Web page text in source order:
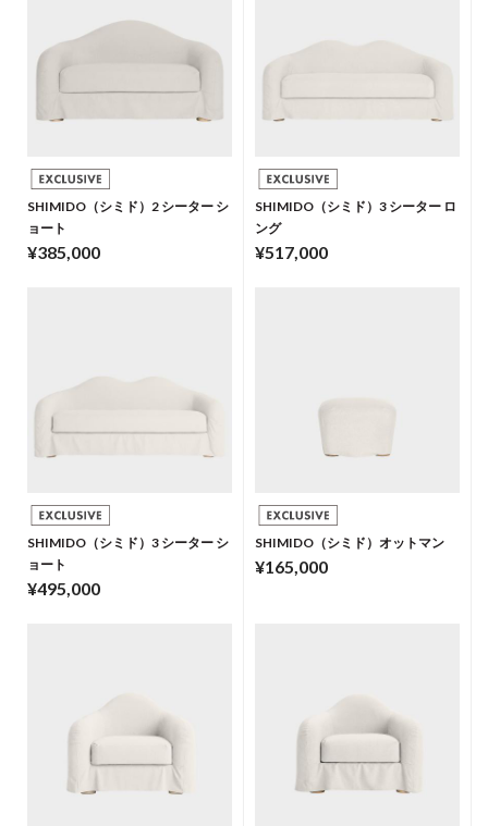
SHIMIDO（シミド）2 シーター シ
ョート
¥385,000
SHIMIDO（シミド）3 シーター ロ
ング
¥517,000
SHIMIDO（シミド）3 シーター シ
ョート
¥495,000
SHIMIDO（シミド）オットマン
¥165,000